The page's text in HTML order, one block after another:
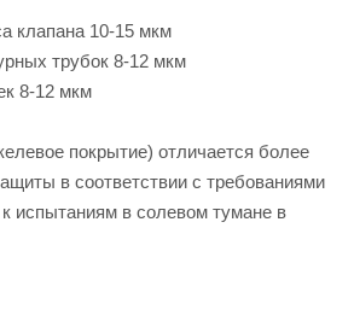
клапана 10-15 мкм
трубок 8-12 мкм
8-12 мкм
покрытие) отличается более
в соответствии с требованиями
испытаниям в солевом тумане в